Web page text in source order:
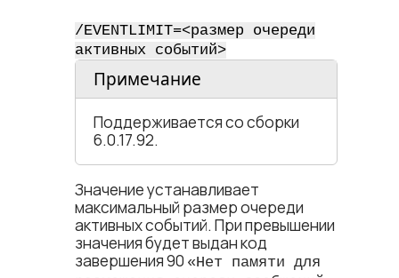
/EVENTLIMIT=<​размер очереди
активных событий​>
Примечание
Поддерживается со сборки
6.0.17.92.
Значение устанавливает
максимальный размер очереди
активных событий. При превышении
значения будет выдан код
завершения 90 «Нет памяти для